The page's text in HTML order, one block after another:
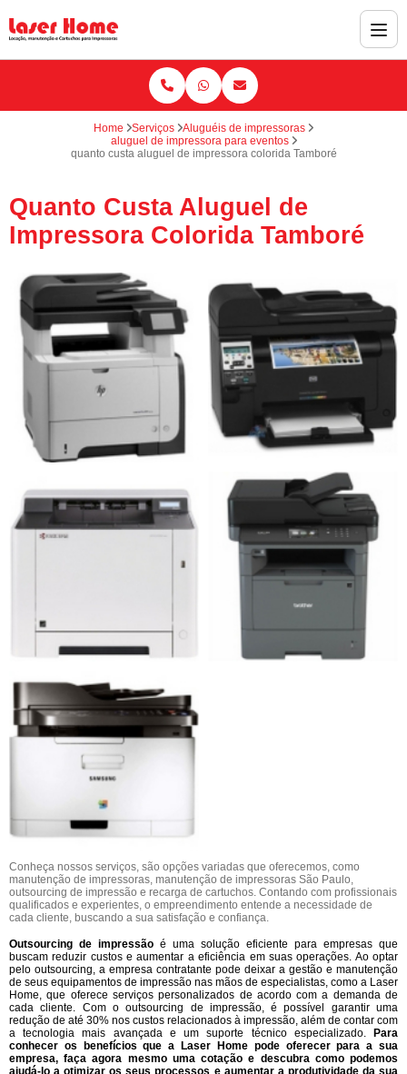
Home Serviços
Aluguéis de impressoras
aluguel de impressora para eventos
quanto custa aluguel de impressora colorida Tamboré
Quanto Custa Aluguel de
Impressora Colorida Tamboré
Conheça nossos serviços, são opções variadas que oferecemos, como
manutenção de impressoras, manutenção de impressoras São Paulo,
outsourcing de impressão e recarga de cartuchos. Contando com profissionais
qualificados e experientes, o empreendimento entende a necessidade de
cada cliente, buscando a sua satisfação e confiança.
Outsourcing de impressão é uma solução eficiente para empresas que
buscam reduzir custos e aumentar a eficiência em suas operações. Ao optar
pelo outsourcing, a empresa contratante pode deixar a gestão e manutenção
de seus equipamentos de impressão nas mãos de especialistas, como a Laser
Home, que oferece serviços personalizados de acordo com a demanda de
cada cliente. Com o outsourcing de impressão, é possível garantir uma
redução de até 30% nos custos relacionados à impressão, além de contar com
a tecnologia mais avançada e um suporte técnico especializado. Para
conhecer os benefícios que a Laser Home pode oferecer para a sua
empresa, faça agora mesmo uma cotação e descubra como podemos
ajudá-lo a otimizar os seus processos e aumentar a produtividade da sua